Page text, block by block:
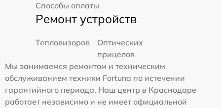
Способы оплаты
Ремонт устройств
Тепловизоров
Оптических
прицелов
Мы занимаемся ремонтом и техническим
обслуживанием техники Fortuna по истечении
гарантийного периода. Наш центр в Краснодаре
работает независимо и не имеет официальной